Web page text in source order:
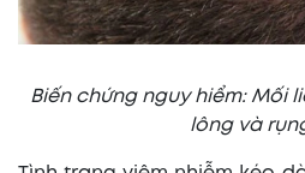
Biến chứng nguy hiểm: Mối
lông và